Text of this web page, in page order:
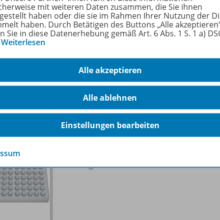
2. Schulstufe bis 3.
zu folgenden Werken
Abaco 100 tricolor
Solange der Vorrat reicht
mit weiteren Daten zusammen, die Sie ihnen
haben oder die sie im Rahmen Ihrer Nutzung der
haben. Durch Betätigen des Buttons „Alle
Sie in diese Datenerhebung gemäß Art. 6 Abs. 1 S. 1 a)
Weiterlesen
Alle akzeptieren
Alle ablehnen
Einstellungen bearbeiten